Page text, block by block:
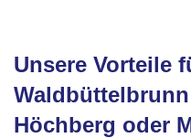
Unsere Vorteile
Höchberg oder